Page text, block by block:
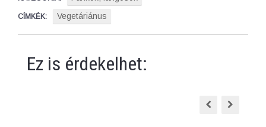
CÍMKÉK: Vegetáriánus
Ez is érdekelhet: